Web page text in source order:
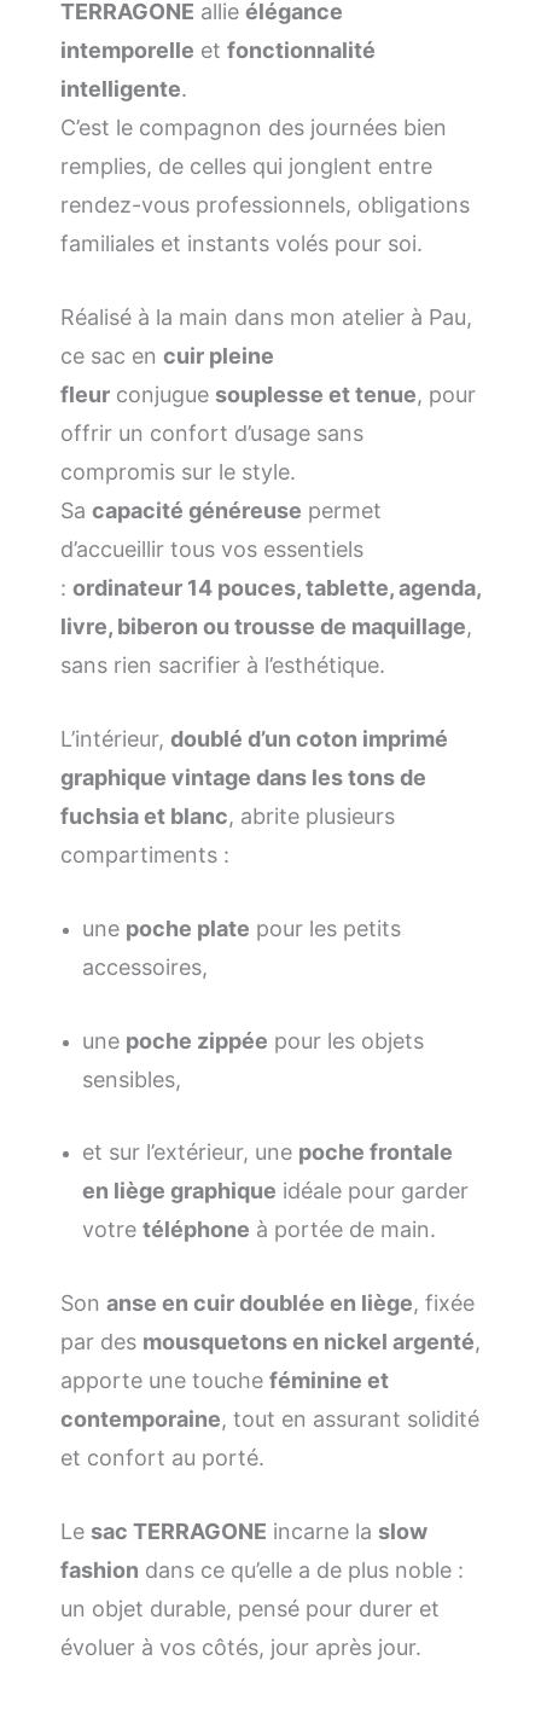
TERRAGONE allie élégance
intemporelle et fonctionnalité
intelligente.
C’est le compagnon des journées bien
remplies, de celles qui jonglent entre
rendez-vous professionnels, obligations
familiales et instants volés pour soi.
Réalisé à la main dans mon atelier à Pau,
ce sac en cuir pleine
fleur conjugue souplesse et tenue, pour
offrir un confort d’usage sans
compromis sur le style.
Sa capacité généreuse permet
d’accueillir tous vos essentiels
: ordinateur 14 pouces, tablette, agenda,
livre, biberon ou trousse de maquillage,
sans rien sacrifier à l’esthétique.
L’intérieur, doublé d’un coton imprimé
graphique vintage dans les tons de
fuchsia et blanc, abrite plusieurs
compartiments :
une poche plate pour les petits
accessoires,
une poche zippée pour les objets
sensibles,
et sur l’extérieur, une poche frontale
en liège graphique idéale pour garder
votre téléphone à portée de main.
Son anse en cuir doublée en liège, fixée
par des mousquetons en nickel argenté,
apporte une touche féminine et
contemporaine, tout en assurant solidité
et confort au porté.
Le sac TERRAGONE incarne la slow
fashion dans ce qu’elle a de plus noble :
un objet durable, pensé pour durer et
évoluer à vos côtés, jour après jour.